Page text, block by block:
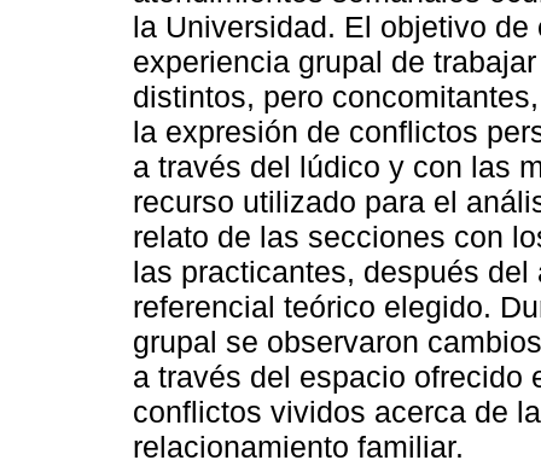
la Universidad. El objetivo
experiencia grupal de
distintos, pero
la expresión de conflictos
a través del lúdico y con las
recurso utilizado para el
relato de las secciones con
las practicantes, después
referencial teórico elegido.
grupal se observaron
a través del espacio ofrecido
conflictos vividos acerca de
relacionamiento familiar.